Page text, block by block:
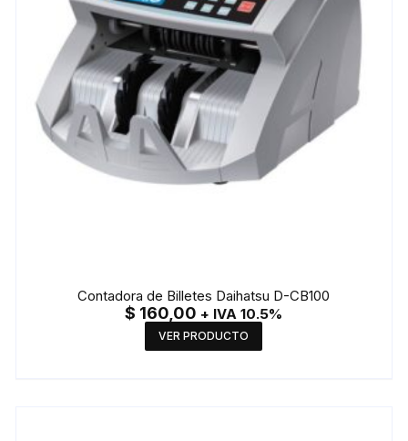
Contadora de Billetes Daihatsu D-CB100
$ 160,00 + IVA 10.5%
VER PRODUCTO